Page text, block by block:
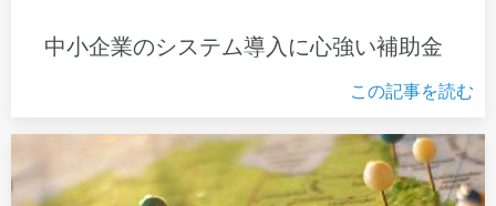
中小企業のシステム導入に心強い補助金
この記事を読む